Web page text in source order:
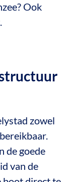
Ook
zowel
de goede
van de